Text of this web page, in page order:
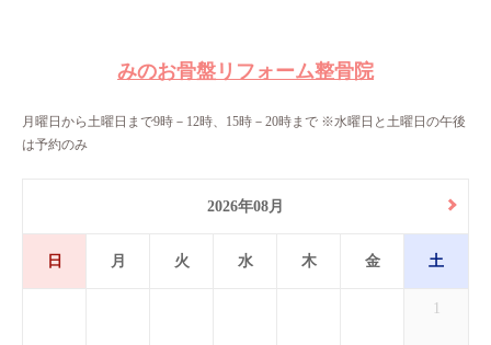
みのお骨盤リフォーム整骨院
月曜日から土曜日まで9時－12時、15時－20時まで ※水曜日と土曜日の午後
は予約のみ
2026年08月
日 月 火 水 木 金 土
1